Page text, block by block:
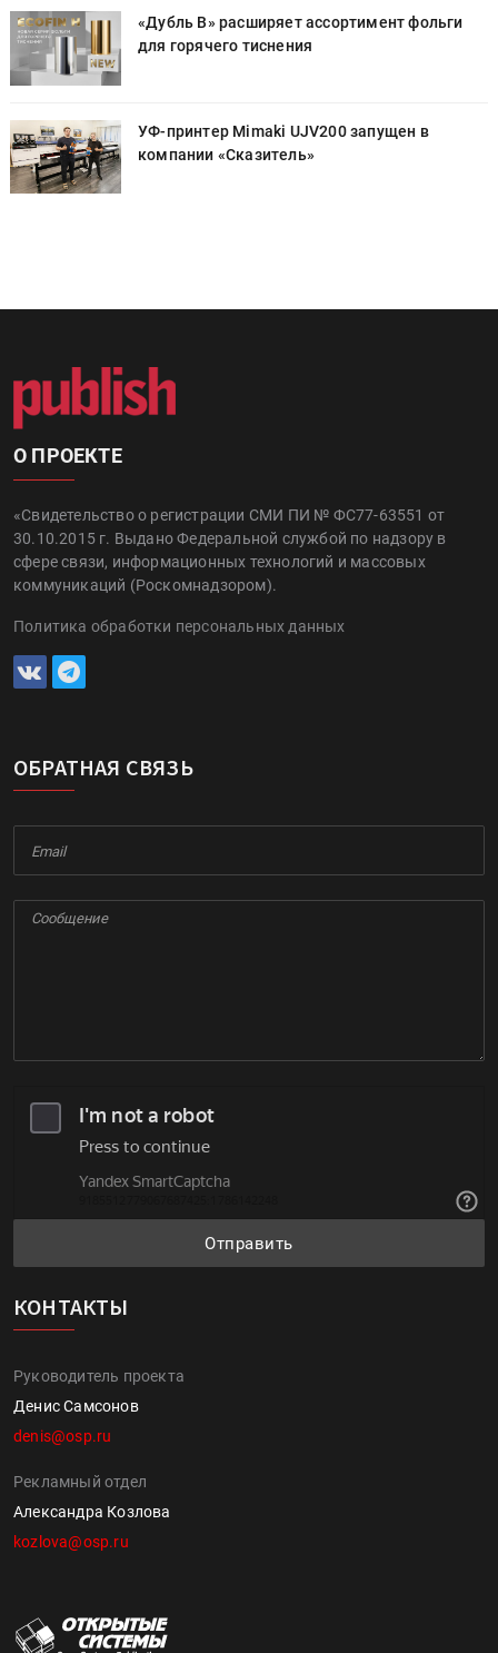
«Дубль В» расширяет ассортимент фольги
для горячего тиснения
УФ-принтер Mimaki UJV200 запущен в
компании «Сказитель»
О ПРОЕКТЕ
«Свидетельство о регистрации СМИ ПИ № ФС77-63551 от
30.10.2015 г. Выдано Федеральной службой по надзору в
сфере связи, информационных технологий и массовых
коммуникаций (Роскомнадзором).
Политика обработки персональных данных
ОБРАТНАЯ СВЯЗЬ
Отправить
КОНТАКТЫ
Руководитель проекта
Денис Самсонов
denis@osp.ru
Рекламный отдел
Александра Козлова
kozlova@osp.ru